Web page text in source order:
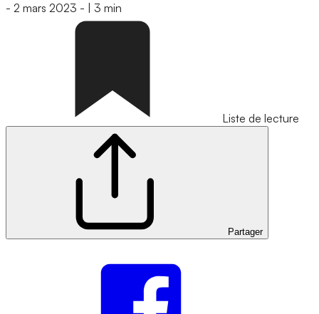
- 2 mars 2023 - 3 min
Liste de lecture
Partager